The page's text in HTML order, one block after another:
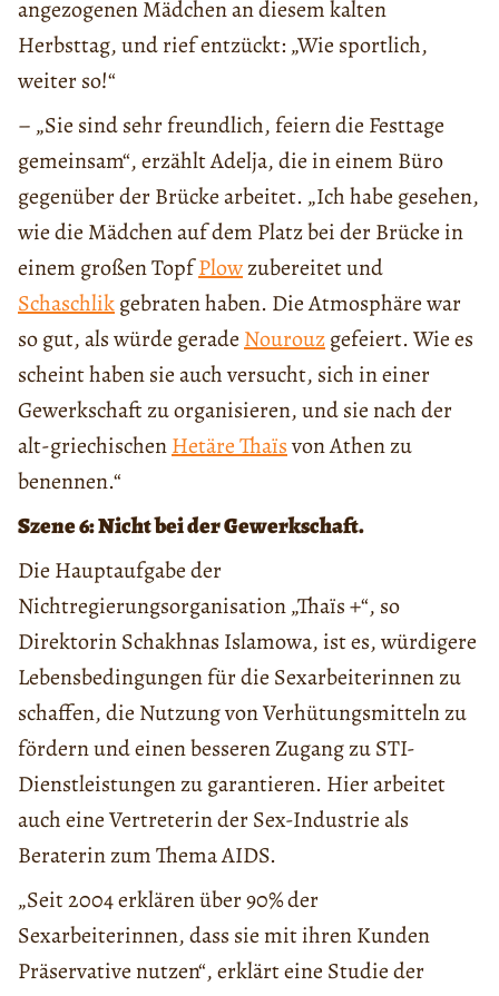
angezogenen Mädchen an diesem kalten
Herbsttag, und rief entzückt: „Wie sportlich,
weiter so!“
– „Sie sind sehr freundlich, feiern die Festtage
gemeinsam“, erzählt Adelja, die in einem Büro
gegenüber der Brücke arbeitet. „Ich habe gesehen,
wie die Mädchen auf dem Platz bei der Brücke in
einem großen TopfPlowzubereitet und
Schaschlikgebraten haben. Die Atmosphäre war
so gut, als würde gerade Nourouzgefeiert. Wie es
scheint haben sie auch versucht, sich in einer
Gewerkschaft zu organisieren, und sie nach der
alt-griechischenHetäre Thaïsvon Athen zu
benennen.“
Szene 6: Nicht bei der Gewerkschaft.
Die Hauptaufgabe der
Nichtregierungsorganisation „Thaïs +“, so
Direktorin Schakhnas Islamowa, ist es, würdigere
Lebensbedingungen für die Sexarbeiterinnen zu
schaffen, die Nutzung von Verhütungsmitteln zu
fördern und einen besseren Zugang zu STI-
Dienstleistungen zu garantieren. Hier arbeitet
auch eine Vertreterin der Sex-Industrie als
Beraterin zum Thema AIDS.
„Seit 2004 erklären über 90% der
Sexarbeiterinnen, dass sie mit ihren Kunden
Präservative nutzen“, erklärt eine Studie der